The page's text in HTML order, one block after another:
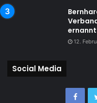
ernannt
12.
Social Media